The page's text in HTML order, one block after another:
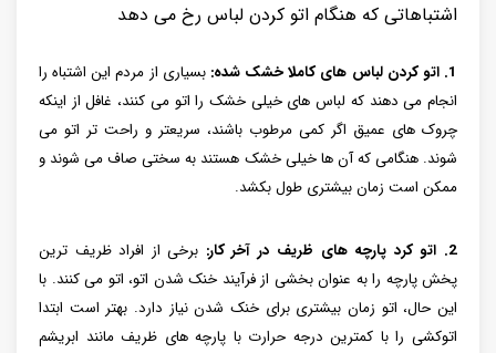
اشتباهاتی که هنگام اتو کردن لباس رخ می دهد
1. اتو کردن لباس های کاملا خشک شده:
بسیاری از مردم این اشتباه را
انجام می دهند که لباس های خیلی خشک را اتو می کنند، غافل از اینکه
چروک های عمیق اگر کمی مرطوب باشند، سریعتر و راحت تر اتو می
شوند. هنگامی که آن ها خیلی خشک هستند به سختی صاف می شوند و
ممکن است زمان بیشتری طول بکشد.
2. اتو کرد پارچه های ظریف در آخر کار:
برخی از افراد ظریف ترین
پخش پارچه را به عنوان بخشی از فرآیند خنک شدن اتو، اتو می کنند. با
این حال، اتو زمان بیشتری برای خنک شدن نیاز دارد. بهتر است ابتدا
اتوکشی را با کمترین درجه حرارت با پارچه های ظریف مانند ابریشم